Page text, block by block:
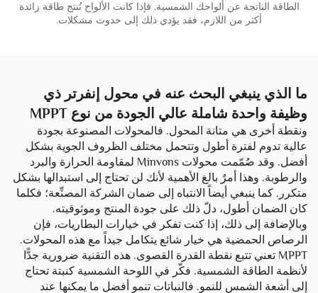
الطاقة الناتجة عن ألواحك الشمسية. فإذا كانت الألواح تُنتج طاقة زائدة
أكثر من اللازم، فقد يؤدي ذلك إلى حدوث مشكلات.
ما الذي ينبغي البحث عنه في محول إنفرتر ذي
وظيفة واحدة شاملة عالي الجودة من نوع MPPT
ونقطة أخرى هي متانة المحول. فالمحولات المصنوعة بجودة
عالية تدوم لفترة أطول وتتحمل مختلف الظروف الجوية بشكل
أفضل. وقد صُمّمت محولات Minvons لمقاومة الحرارة والبرد
والرطوبة. وهذا أمرٌ بالغ الأهمية لأنك لن تحتاج إلى استبدالها بشكل
متكرر. كما ينبغي أيضاً الانتباه إلى ضمان الشركة المصنِّعة؛ فكلما
كان الضمان أطول، دلّ ذلك على جودة المنتج وموثوقيته.
وبالإضافة إلى ذلك، إذا كنت تفكر في خيارات البطاريات، فإن
الرصاص الحمضية هي خيار شائع يتكامل جيداً مع هذه المحولات.
MPPT تعني تتبع نقطة القدرة القصوى. هذه التقنية ضرورية جدًّا
لأنظمة الطاقة الشمسية. فكّر في اللوحة الشمسية كنبتة تحتاج
إلى أشعة الشمس للنمو. فالنباتات تنمو أفضل ما يمكنها عند